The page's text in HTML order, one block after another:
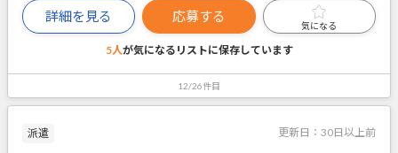
詳細を見る 応募する
気になる
5人が気になるリストに保存しています
12/26件目
派遣 更新日： 30日以上前